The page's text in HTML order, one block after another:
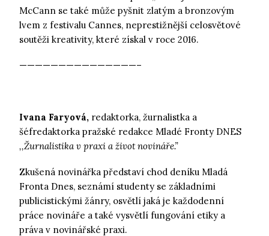
McCann se také může pyšnit zlatým a bronzovým
lvem z festivalu Cannes, neprestižnější celosvětové
soutěži kreativity, které získal v roce 2016.
———————————————–
Ivana Faryová, redaktorka, žurnalistka a
šéfredaktorka pražské redakce Mladé Fronty DNES
,,Žurnalistika v praxi a život novináře.”
Zkušená novinářka představí chod deníku Mladá
Fronta Dnes, seznámí studenty se základními
publicistickými žánry, osvětlí jaká je každodenní
práce novináře a také vysvětlí fungování etiky a
práva v novinářské praxi.